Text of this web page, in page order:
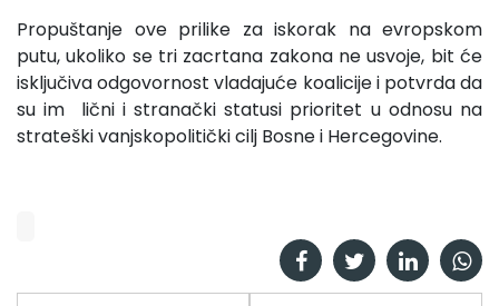
Propuštanje ove prilike za iskorak na evropskom
putu, ukoliko se tri zacrtana zakona ne usvoje, bit će
isključiva odgovornost vladajuće koalicije i potvrda da
su im lični i stranački statusi prioritet u odnosu na
strateški vanjskopolitički cilj Bosne i Hercegovine.